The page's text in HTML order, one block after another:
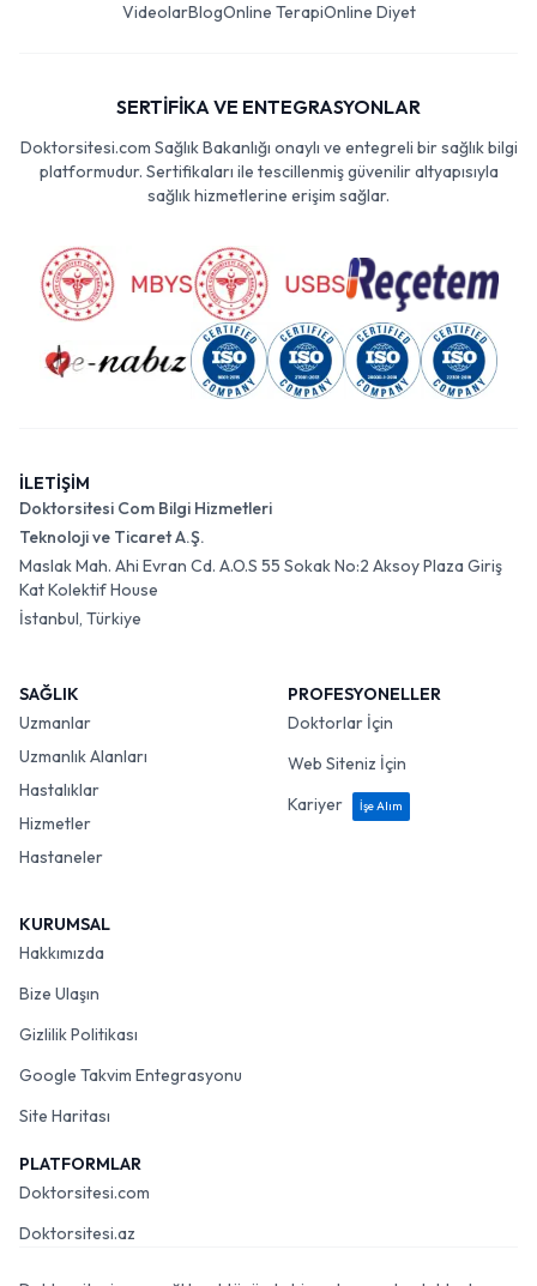
VideolarBlogOnline TerapiOnline Diyet
SERTİFİKA VE ENTEGRASYONLAR
Doktorsitesi.com Sağlık Bakanlığı onaylı ve entegreli bir sağlık bilgi
platformudur. Sertifikaları ile tescillenmiş güvenilir altyapısıyla
sağlık hizmetlerine erişim sağlar.
İLETİŞİM
Doktorsitesi Com Bilgi Hizmetleri
Teknoloji ve Ticaret A.Ş.
Maslak Mah. Ahi Evran Cd. A.O.S 55 Sokak No:2 Aksoy Plaza Giriş
Kat Kolektif House
İstanbul, Türkiye
SAĞLIK
Uzmanlar
Uzmanlık Alanları
Hastalıklar
Hizmetler
Hastaneler
PROFESYONELLER
Doktorlar İçin
Web Siteniz İçin
Kariyer
İşe Alım
KURUMSAL
Hakkımızda
Bize Ulaşın
Gizlilik Politikası
Google Takvim Entegrasyonu
Site Haritası
PLATFORMLAR
Doktorsitesi.com
Doktorsitesi.az